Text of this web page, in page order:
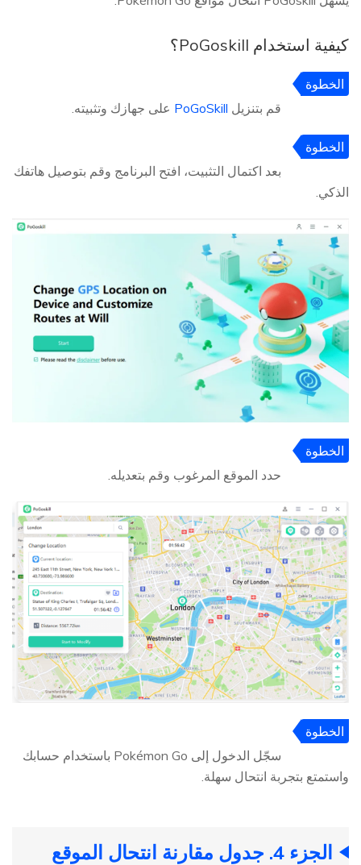
كيفية استخدام PoGoskill؟
الخطوة
قم بتنزيل PoGoSkill على جهازك وتثبيته.
الخطوة
بعد اكتمال التثبيت، افتح البرنامج وقم بتوصيل هاتفك
الذكي.
الخطوة
حدد الموقع المرغوب وقم بتعديله.
الخطوة
سجّل الدخول إلى Pokémon Go باستخدام حسابك
واستمتع بتجربة انتحال سهلة.
الجزء 4. جدول مقارنة انتحال الموقع